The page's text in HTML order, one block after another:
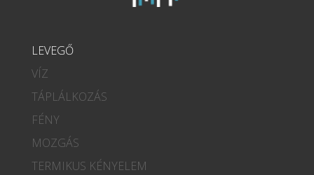
LEVEGŐ
VÍZ
TÁPLÁLKOZÁS
FÉNY
MOZGÁS
TERMIKUS KÉNYELEM